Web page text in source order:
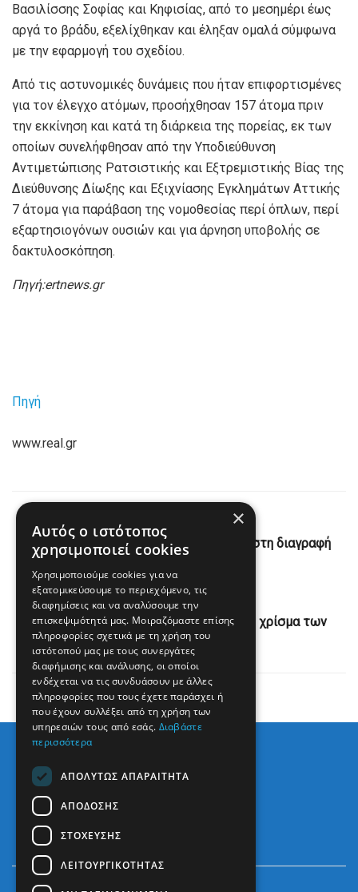
Βασιλίσσης Σοφίας και Κηφισίας, από το μεσημέρι έως
αργά το βράδυ, εξελίχθηκαν και έληξαν ομαλά σύμφωνα
με την εφαρμογή του σχεδίου.
Από τις αστυνομικές δυνάμεις που ήταν επιφορτισμένες
για τον έλεγχο ατόμων, προσήχθησαν 157 άτομα πριν
την εκκίνηση και κατά τη διάρκεια της πορείας, εκ των
οποίων συνελήφθησαν από την Υποδιεύθυνση
Αντιμετώπισης Ρατσιστικής και Εξτρεμιστικής Βίας της
Διεύθυνσης Δίωξης και Εξιχνίασης Εγκλημάτων Αττικής
7 άτομα για παράβαση της νομοθεσίας περί όπλων, περί
εξαρτησιογόνων ουσιών και για άρνηση υποβολής σε
δακτυλοσκόπηση.
Πηγή:ertnews.gr
Πηγή
www.real.gr
Πώς έφτασε ο Κυριάκος Μητσοτάκης στη διαγραφή
Next Post
Γερμανία: Ο Ρόμπερτ Χάμπεκ έλαβε το χρίσμα των
Πρασίνων
×
Αυτός ο ιστότοπος
χρησιμοποιεί cookies
Χρησιμοποιούμε cookies για να
εξατομικεύσουμε το περιεχόμενο, τις
διαφημίσεις και να αναλύσουμε την
επισκεψιμότητά μας. Μοιραζόμαστε επίσης
πληροφορίες σχετικά με τη χρήση του
ιστότοπού μας με τους συνεργάτες
διαφήμισης και ανάλυσης, οι οποίοι
ενδέχεται να τις συνδυάσουν με άλλες
πληροφορίες που τους έχετε παράσχει ή
που έχουν συλλέξει από τη χρήση των
υπηρεσιών τους από εσάς. Διαβάστε
περισσότερα
ΑΠΟΛΎΤΩΣ ΑΠΑΡΑΊΤΗΤΑ
ΑΠΌΔΟΣΗΣ
ΣΤΌΧΕΥΣΗΣ
ΛΕΙΤΟΥΡΓΙΚΌΤΗΤΑΣ